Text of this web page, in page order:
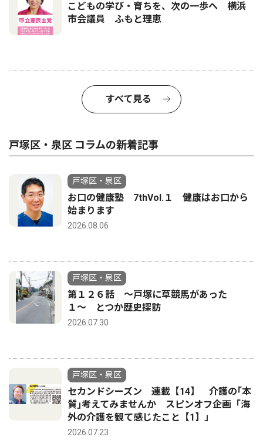
こどもの学び・育ちを、次の一歩へ 横浜
市会議員 ふもと理恵
すべて見る
戸塚区・泉区 コラムの新着記事
戸塚区・泉区
お口の健康塾 7thVol.１ 健康はお口から
始まります
2026.08.06
戸塚区・泉区
第１２６話 〜戸塚に草競馬があった
１〜 とつか歴史探訪
2026.07.30
戸塚区・泉区
セカンドシーズン 連載【14】 介護の｢本
質｣考えてみませんか スピンオフ企画「海
外の介護を観て感じたこと【1】」
2026.07.23